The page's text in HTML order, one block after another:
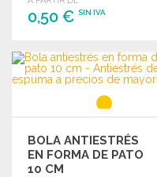
0,50 € SIN IVA
PEDIR
Solicitar un presupuesto
BOLA ANTIESTRÉS
EN FORMA DE PATO
10 CM